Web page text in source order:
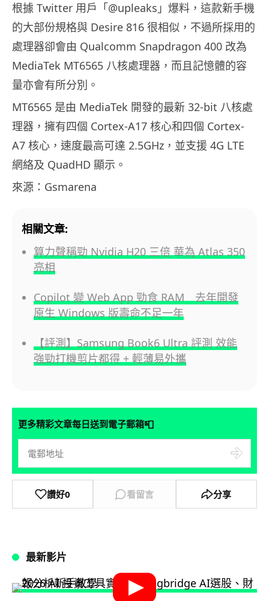
根據 Twitter 用戶「@upleaks」爆料，這款新手機
的大部份規格與 Desire 816 很相似，不過所採用的
處理器卻會由 Qualcomm Snapdragon 400 改為
MediaTek MT6565 八核處理器，而且記憶體的容
量亦會有所分別。
MT6565 是由 MediaTek 開發的最新 32-bit 八核處
理器，擁有四個 Cortex-A17 核心和四個 Cortex-
A7 核心，速度最高可達 2.5GHz，並支援 4G LTE
網絡及 QuadHD 顯示。
來源：Gsmarena
相關文章:
算力聲稱勁 Nvidia H20 三倍 華為 Atlas 350
亮相
Copilot 變 Web App 勁食 RAM 去年開發
原生 Windows 版壽命不足一年
【評測】Samsung Book6 Ultra 評測 效能
強勁打機剪片都得 + 輕薄易外攜
更多精彩文章每日送到電子郵箱📮
讚好0 看留言 分享
最新影片